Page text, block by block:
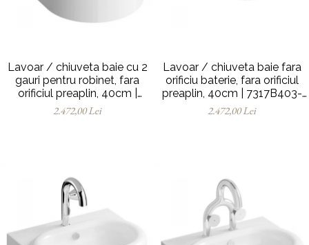
Lavoar / chiuveta baie cu 2
gauri pentru robinet, fara
orificiul preaplin, 40cm |
7317B403-1739
2.472,00 Lei
Lavoar / chiuveta baie fara
orificiu baterie, fara orificiul
preaplin, 40cm | 7317B403-
0016
2.472,00 Lei